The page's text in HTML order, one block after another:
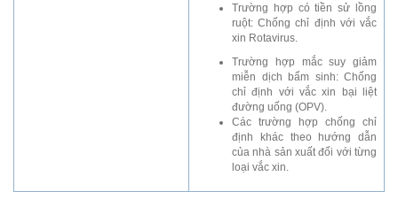
Trường hợp có tiền sử lồng
ruột: Chống chỉ định với vắc
xin Rotavirus.
Trường hợp mắc suy giảm
miễn dịch bẩm sinh: Chống
chỉ định với vắc xin bại liệt
đường uống (OPV).
Các trường hợp chống chỉ
định khác theo hướng dẫn
của nhà sản xuất đối với từng
loại vắc xin.